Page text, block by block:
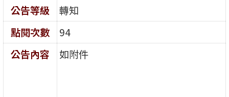
公告等級
轉知
點閱次數
94
公告內容
如附件